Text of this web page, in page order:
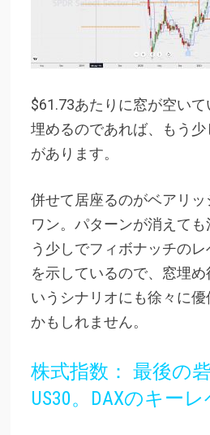
$61.73あたりに窓が空い
埋めるのであれば、もう
があります。
併せて居座るのがベアリッ
ワン。パターンが消えて
う少しでフィボナッチの
を示しているので、窓埋
いうシナリオにも徐々に
かもしれません。
株式指数： 最後の
US30。DAXのキー